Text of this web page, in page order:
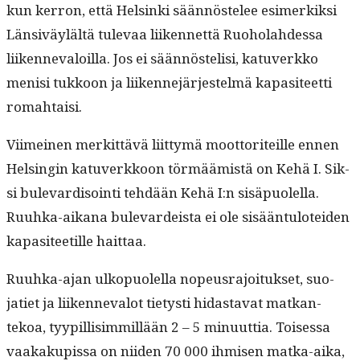
kun ker­ron, että Helsin­ki sään­nöstelee esimerkik­si
Län­siväylältä tule­vaa liiken­net­tä Ruo­ho­lahdessa
liiken­neval­oil­la. Jos ei sään­nöstelisi, katu­verkko
menisi tukkoon ja liiken­nejär­jestelmä kap­a­siteet­ti
romahtaisi.
Viimeinen merkit­tävä liit­tymä moot­toriteille ennen
Helsin­gin katu­verkkoon tör­määmistä on Kehä I. Sik­
si bule­vardis­oin­ti tehdään Kehä I:n sisäpuolel­la.
Ruuh­ka-aikana bule­vardeista ei ole sisään­tu­lotei­den
kap­a­siteetille haittaa.
Ruuh­ka-ajan ulkop­uolel­la nopeusra­joituk­set, suo­
jati­et ja liiken­neval­ot tietysti hidas­ta­vat matkan­
tekoa, tyyp­il­lisim­mil­lään 2 – 5 min­u­ut­tia. Toises­sa
vaakakupis­sa on niiden 70 000 ihmisen mat­ka-aika,